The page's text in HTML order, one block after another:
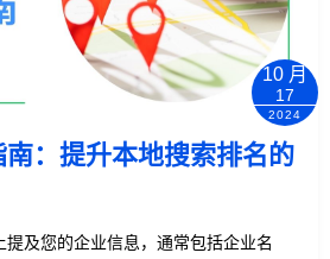
10 月
17
2024
：提升本地搜索排名的
及您的企业信息，通常包括企业名